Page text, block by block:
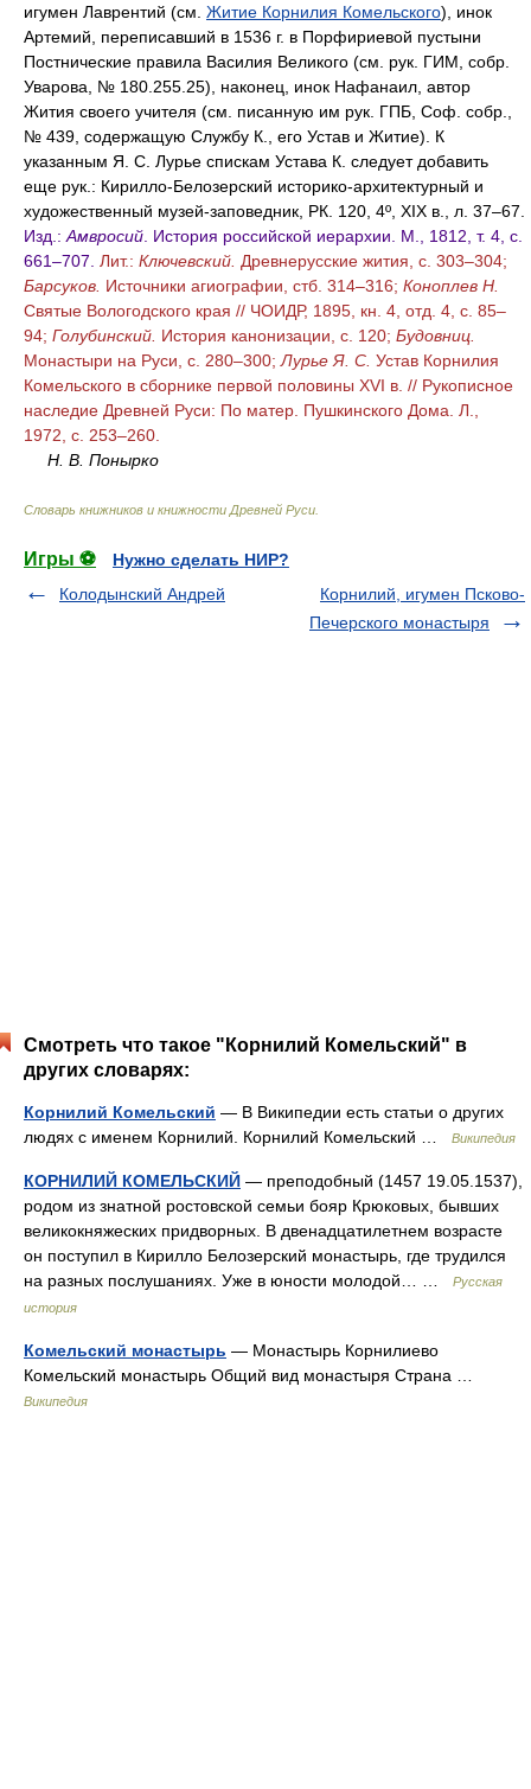
игумен Лаврентий (см. Житие Корнилия Комельского), инок
Артемий, переписавший в 1536 г. в Порфириевой пустыни
Постнические правила Василия Великого (см. рук. ГИМ, собр.
Уварова, № 180.255.25), наконец, инок Нафанаил, автор
Жития своего учителя (см. писанную им рук. ГПБ, Соф. собр.,
№ 439, содержащую Службу К., его Устав и Житие). К
указанным Я. С. Лурье спискам Устава К. следует добавить
еще рук.: Кирилло-Белозерский историко-архитектурный и
художественный музей-заповедник, РК. 120, 4º, XIX в., л. 37–67.
Изд.: Амвросий . История российской иерархии. М., 1812, т. 4, с.
661–707. Лит.: Ключевский. Древнерусские жития, с. 303–304;
Барсуков. Источники агиографии, стб. 314–316; Коноплев Н.
Святые Вологодского края // ЧОИДР, 1895, кн. 4, отд. 4, с. 85–
94; Голубинский. История канонизации, с. 120; Будовниц.
Монастыри на Руси, с. 280–300; Лурье Я. С. Устав Корнилия
Комельского в сборнике первой половины XVI в. // Рукописное
наследие Древней Руси: По матер. Пушкинского Дома. Л.,
1972, с. 253–260.
Н. В. Понырко
Словарь книжников и книжности Древней Руси
Игры ⚽
Нужно сделать НИР?
Колодынский Андрей
Корнилий, игумен Псково-
Печерского монастыря
Смотреть что такое "Корнилий Комельский" в
других словарях:
Корнилий Комельский — В Википедии есть статьи о других
людях с именем Корнилий. Корнилий Комельский …
Википедия
КОРНИЛИЙ КОМЕЛЬСКИЙ — преподобный (1457 19.05.1537),
родом из знатной ростовской семьи бояр Крюковых, бывших
великокняжеских придворных. В двенадцатилетнем возрасте
он поступил в Кирилло Белозерский монастырь, где трудился
на разных послушаниях. Уже в юности молодой… …
Русская
история
Комельский монастырь — Монастырь Корнилиево
Комельский монастырь Общий вид монастыря Страна …
Википедия